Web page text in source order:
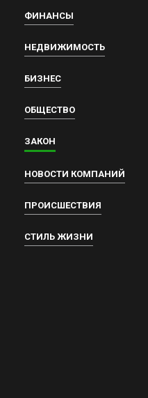
ФИНАНСЫ
НЕДВИЖИМОСТЬ
БИЗНЕС
ОБЩЕСТВО
ЗАКОН
НОВОСТИ КОМПАНИЙ
ПРОИСШЕСТВИЯ
СТИЛЬ ЖИЗНИ